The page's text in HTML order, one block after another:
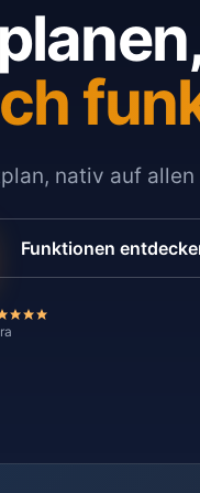
nativ auf
Funktionen